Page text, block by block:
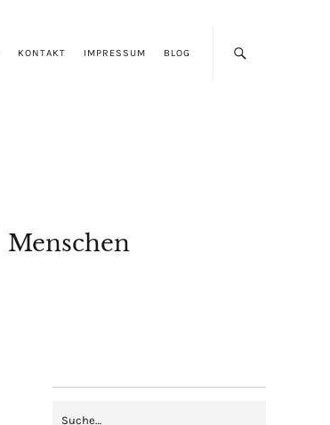
KONTAKT IMPRESSUM BLOG
Menschen